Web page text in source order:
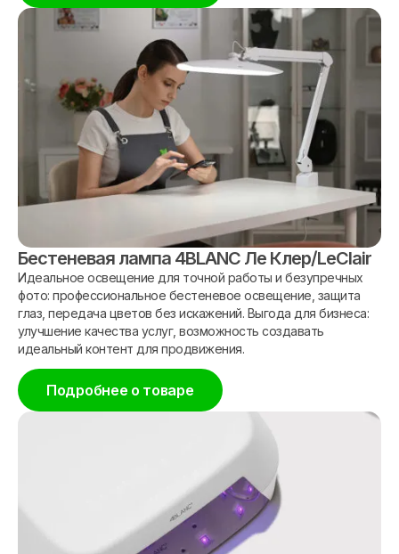
Бестеневая лампа 4BLANC Ле Клер/LeClair
Идеальное освещение для точной работы и безупречных
фото: профессиональное бестеневое освещение, защита
глаз, передача цветов без искажений. Выгода для бизнеса:
улучшение качества услуг, возможность создавать
идеальный контент для продвижения.
Подробнее о товаре